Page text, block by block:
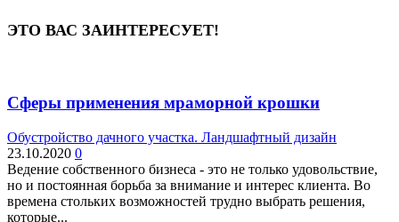
ЭТО ВАС ЗАИНТЕРЕСУЕТ!
Сферы применения мраморной крошки
Обустройство дачного участка. Ландшафтный дизайн
23.10.2020 0
Ведение собственного бизнеса - это не только удовольствие,
но и постоянная борьба за внимание и интерес клиента. Во
времена стольких возможностей трудно выбрать решения,
которые...